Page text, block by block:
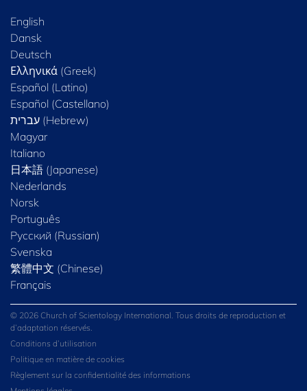
English
Dansk
Deutsch
Ελληνικά (Greek)
Español (Latino)
Español (Castellano)
Magyar
Italiano
日本語 (Japanese)
Nederlands
Norsk
Português
Русский (Russian)
Svenska
繁體中文 (Chinese)
Français
© 2026 Church of Scientology International. Tous droits de reproduction et
d’adaptation réservés.
Conditions d’utilisation
Politique en matière de cookies
Règlement sur la confidentialité des informations